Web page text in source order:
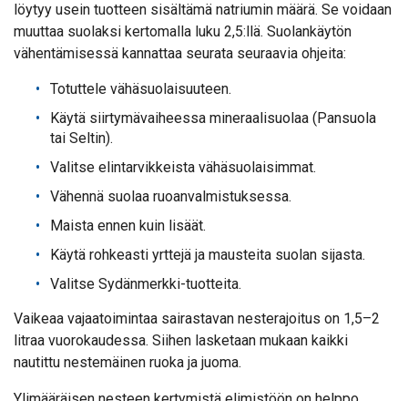
löytyy usein tuotteen sisältämä natriumin määrä. Se voidaan
muuttaa suolaksi kertomalla luku 2,5:llä. Suolankäytön
vähentämisessä kannattaa seurata seuraavia ohjeita:
Totuttele vähäsuolaisuuteen.
Käytä siirtymävaiheessa mineraalisuolaa (Pansuola
tai Seltin).
Valitse elintarvikkeista vähäsuolaisimmat.
Vähennä suolaa ruoanvalmistuksessa.
Maista ennen kuin lisäät.
Käytä rohkeasti yrttejä ja mausteita suolan sijasta.
Valitse Sydänmerkki-tuotteita.
Vaikeaa vajaatoimintaa sairastavan nesterajoitus on 1,5–2
litraa vuorokaudessa. Siihen lasketaan mukaan kaikki
nautittu nestemäinen ruoka ja juoma.